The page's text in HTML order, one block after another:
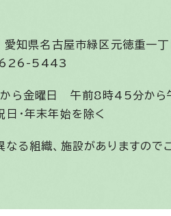
愛知県名古屋市緑区元徳重一
626-5443
から金曜日 午前8時45分から
日・年末年始を除く
る組織、施設がありますので